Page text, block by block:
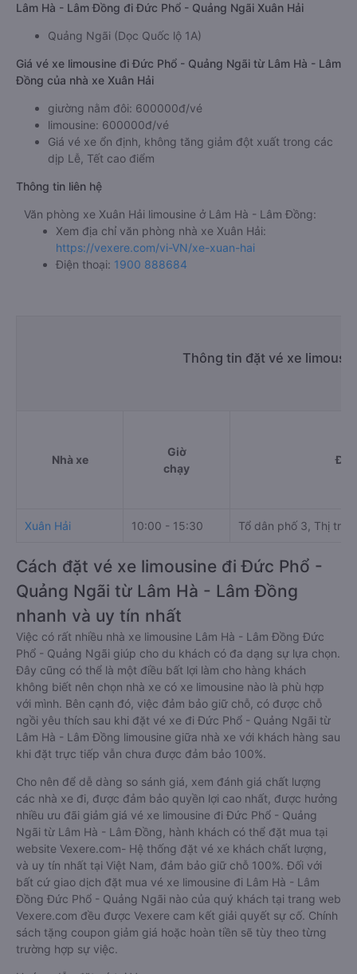
Lâm Hà - Lâm Đồng đi Đức Phổ - Quảng Ngãi Xuân Hải
Quảng Ngãi (Dọc Quốc lộ 1A)
Giá vé xe limousine đi Đức Phổ - Quảng Ngãi từ Lâm Hà - Lâm
Đồng của nhà xe Xuân Hải
giường nằm đôi: 600000đ/vé
limousine: 600000đ/vé
Giá vé xe ổn định, không tăng giảm đột xuất trong các
dịp Lễ, Tết cao điểm
Thông tin liên hệ
Văn phòng xe Xuân Hải limousine ở Lâm Hà - Lâm Đồng:
Xem địa chỉ văn phòng nhà xe Xuân Hải:
https://vexere.com/vi-VN/xe-xuan-hai
Điện thoại: 1900 888684
Thông tin đặt vé xe
Nhà xe
Giờ
chạy
Xuân Hải 10:00 - 15:30 Tổ dân phố 3, Thị trấn
Cách đặt vé xe limousine đi Đức Phổ -
Quảng Ngãi từ Lâm Hà - Lâm Đồng
nhanh và uy tín nhất
Việc có rất nhiều nhà xe limousine Lâm Hà - Lâm Đồng Đức
Phổ - Quảng Ngãi giúp cho du khách có đa dạng sự lựa chọn.
Đây cũng có thể là một điều bất lợi làm cho hàng khách
không biết nên chọn nhà xe có xe limousine nào là phù hợp
với mình. Bên cạnh đó, việc đảm bảo giữ chỗ, có được chỗ
ngồi yêu thích sau khi đặt vé xe đi Đức Phổ - Quảng Ngãi từ
Lâm Hà - Lâm Đồng limousine giữa nhà xe với khách hàng sau
khi đặt trực tiếp vẫn chưa được đảm bảo 100%.
Cho nên để dễ dàng so sánh giá, xem đánh giá chất lượng
các nhà xe đi, được đảm bảo quyền lợi cao nhất, được hưởng
nhiều ưu đãi giảm giá vé xe limousine đi Đức Phổ - Quảng
Ngãi từ Lâm Hà - Lâm Đồng, hành khách có thể đặt mua tại
website Vexere.com- Hệ thống đặt vé xe khách chất lượng,
và uy tín nhất tại Việt Nam, đảm bảo giữ chỗ 100%. Đối với
bất cứ giao dịch đặt mua vé xe limousine đi Lâm Hà - Lâm
Đồng Đức Phổ - Quảng Ngãi nào của quý khách tại trang web
Vexere.com đều được Vexere cam kết giải quyết sự cố. Chính
sách tặng coupon giảm giá hoặc hoàn tiền sẽ tùy theo từng
trường hợp sự việc.